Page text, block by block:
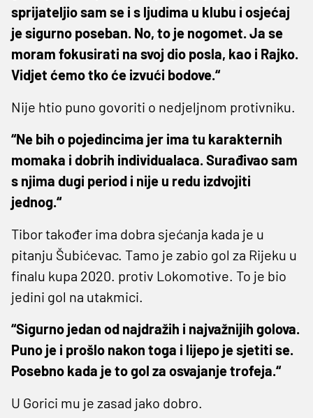
sprijateljio sam se i s ljudima u klubu i osjećaj
je sigurno poseban. No, to je nogomet. Ja se
moram fokusirati na svoj dio posla, kao i Rajko.
Vidjet ćemo tko će izvući bodove.“
Nije htio puno govoriti o nedjeljnom protivniku.
“Ne bih o pojedincima jer ima tu karakternih
momaka i dobrih individualaca. Surađivao sam
s njima dugi period i nije u redu izdvojiti
jednog.“
Tibor također ima dobra sjećanja kada je u
pitanju Šubićevac. Tamo je zabio gol za Rijeku u
finalu kupa 2020. protiv Lokomotive. To je bio
jedini gol na utakmici.
“Sigurno jedan od najdražih i najvažnijih golova.
Puno je i prošlo nakon toga i lijepo je sjetiti se.
Posebno kada je to gol za osvajanje trofeja.“
U Gorici mu je zasad jako dobro.